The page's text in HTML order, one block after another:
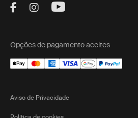
Visit Thule on Facebook
Visit Thule on
Visit Thule on
Opções de pagamento aceites
Aviso de Privacidade